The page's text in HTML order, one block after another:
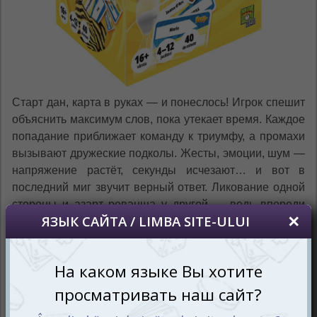
Старт дан, карта в руках — и понеслось! Игрок спешит
объяснить максимум слов, пока утекает время. Каждое
попадание приближает команду к триумфу, а промахи
вызывают дружеские подколы. Жесты, эмоции, шум —
напряжение растёт, секунды исчезают… и вот в
последний миг звучит верный ответ. Ликование одной
стороны и азарт реванша у другой — ведь впереди
ещё два раунда!
объяснение и угадывание слов. Задача проста: за три
этапа набрать максимум очков, раскрывая известные
имена, персонажей и объекты. Карточки наполнены